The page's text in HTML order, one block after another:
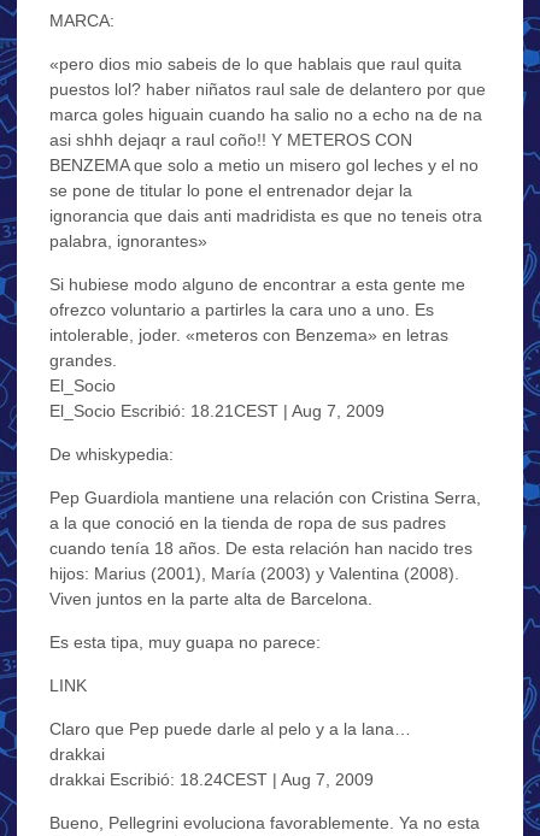
MARCA:
«pero dios mio sabeis de lo que hablais que raul quita
puestos lol? haber niñatos raul sale de delantero por que
marca goles higuain cuando ha salio no a echo na de na
asi shhh dejaqr a raul coño!! Y METEROS CON
BENZEMA que solo a metio un misero gol leches y el no
se pone de titular lo pone el entrenador dejar la
ignorancia que dais anti madridista es que no teneis otra
palabra, ignorantes»
Si hubiese modo alguno de encontrar a esta gente me
ofrezco voluntario a partirles la cara uno a uno. Es
intolerable, joder. «meteros con Benzema» en letras
grandes.
El_Socio
El_Socio Escribió: 18.21CEST | Aug 7, 2009
De whiskypedia:
Pep Guardiola mantiene una relación con Cristina Serra,
a la que conoció en la tienda de ropa de sus padres
cuando tenía 18 años. De esta relación han nacido tres
hijos: Marius (2001), María (2003) y Valentina (2008).
Viven juntos en la parte alta de Barcelona.
Es esta tipa, muy guapa no parece:
LINK
Claro que Pep puede darle al pelo y a la lana…
drakkai
drakkai Escribió: 18.24CEST | Aug 7, 2009
Bueno, Pellegrini evoluciona favorablemente. Ya no esta